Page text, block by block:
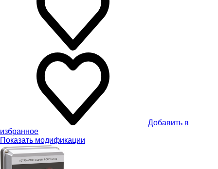
Добавить в
избранное
Показать модификации